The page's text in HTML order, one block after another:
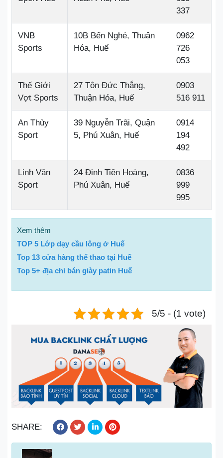
337
VNB
Sports
10B Bến Nghé, Thuận
Hóa, Huế
0962
726
053
Thế Giới
Vợt Sports
27 Tôn Đức Thắng,
Thuận Hóa, Huế
0903
516 911
An Thùy
Sport
39 Nguyễn Trãi, Quận
5, Phú Xuân, Huế
0914
194
492
Linh Vân
Sport
24 Đinh Tiên Hoàng,
Phú Xuân, Huế
0836
999
995
Xem thêm
TOP 5 Lớp dạy cầu lông ở Huế
Top 13 cửa hàng thể thao tại Huế
Top 5+ địa chỉ bán giày patin Huế
5/5 - (1 vote)
SHARE: